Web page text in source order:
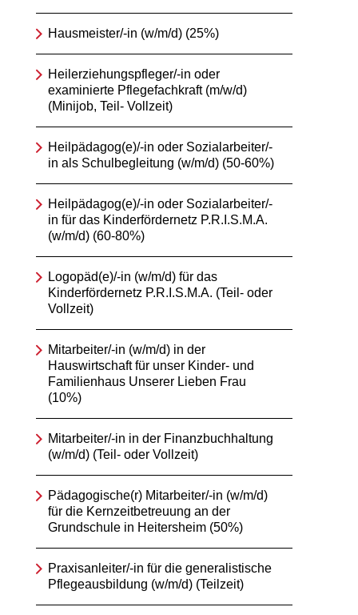
Hausmeister/-in (w/m/d) (25%)
Heilerziehungspfleger/-in oder
examinierte Pflegefachkraft (m/w/d)
(Minijob, Teil- Vollzeit)
Heilpädagog(e)/-in oder Sozialarbeiter/-
in als Schulbegleitung (w/m/d) (50-60%)
Heilpädagog(e)/-in oder Sozialarbeiter/-
in für das Kinderfördernetz P.R.I.S.M.A.
(w/m/d) (60-80%)
Logopäd(e)/-in (w/m/d) für das
Kinderfördernetz P.R.I.S.M.A. (Teil- oder
Vollzeit)
Mitarbeiter/-in (w/m/d) in der
Hauswirtschaft für unser Kinder- und
Familienhaus Unserer Lieben Frau
(10%)
Mitarbeiter/-in in der Finanzbuchhaltung
(w/m/d) (Teil- oder Vollzeit)
Pädagogische(r) Mitarbeiter/-in (w/m/d)
für die Kernzeitbetreuung an der
Grundschule in Heitersheim (50%)
Praxisanleiter/-in für die generalistische
Pflegeausbildung (w/m/d) (Teilzeit)